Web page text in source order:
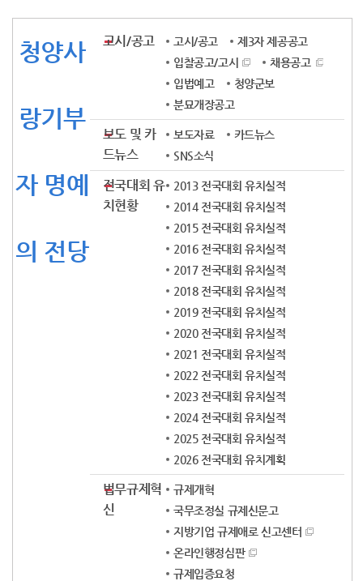
청양사
랑기부
자 명예
의 전당
고시/공고 고시/공고
제3자 제공공고
입찰공고/고시
채용공고
입법예고
청양군보
분묘개장공고
보도 및 카
드뉴스
보도자료
카드뉴스
SNS소식
전국대회 유
치현황
2013 전국대회 유치실적
2014 전국대회 유치실적
2015 전국대회 유치실적
2016 전국대회 유치실적
2017 전국대회 유치실적
2018 전국대회 유치실적
2019 전국대회 유치실적
2020 전국대회 유치실적
2021 전국대회 유치실적
2022 전국대회 유치실적
2023 전국대회 유치실적
2024 전국대회 유치실적
2025 전국대회 유치실적
2026 전국대회 유치계획
법무규제혁
신
규제개혁
국무조정실 규제신문고
지방기업 규제애로 신고센터
온라인행정심판
규제입증요청